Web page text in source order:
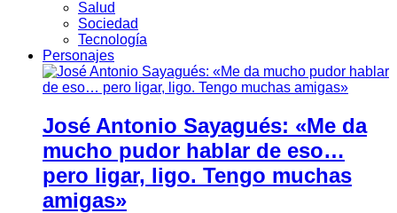
Salud
Sociedad
Tecnología
Personajes
José Antonio Sayagués: «Me da
mucho pudor hablar de eso…
pero ligar, ligo. Tengo muchas
amigas»